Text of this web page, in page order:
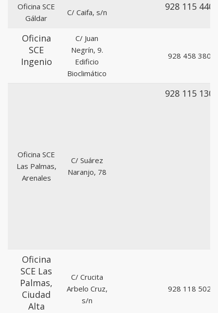
Oficina SCE
Gáldar
C/ Caifa, s/n 928 115 440
Oficina
SCE
Ingenio
C/ Juan
Negrín, 9.
Edificio
Bioclimático
928 458 380
Oficina SCE
Las Palmas,
Arenales
C/ Suárez
Naranjo, 78
928 115 130
Oficina
SCE Las
Palmas,
Ciudad
Alta
C/ Crucita
Arbelo Cruz,
s/n
928 118 502